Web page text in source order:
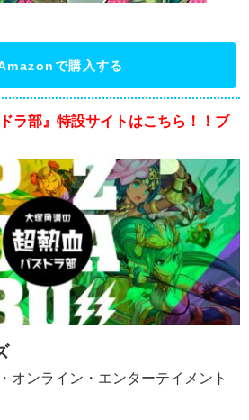
で購入する
ラ部』特設サイトはこちら！！ブ
オンライン・エンターテイメント